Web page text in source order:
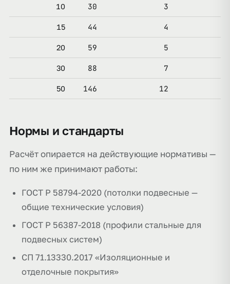
10 30 3
15 44 4
20 59 5
30 88 7
50 146 12
Нормы и стандарты
Расчёт опирается на действующие нормативы —
по ним же принимают работы:
ГОСТ Р 58794-2020 (потолки подвесные —
общие технические условия)
ГОСТ Р 56387-2018 (профили стальные для
подвесных систем)
СП 71.13330.2017 «Изоляционные и
отделочные покрытия»